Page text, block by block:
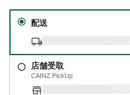
配送
店舗受取
CAINZ PickUp